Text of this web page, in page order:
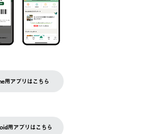
用アプリはこちら
用アプリはこちら